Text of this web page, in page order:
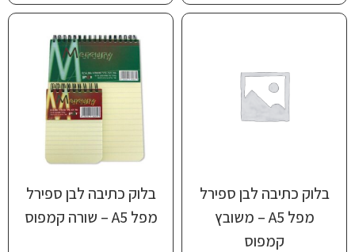
בלוק כתיבה לבן ספירל
מפל A5 – משובץ
קמפוס
בלוק כתיבה לבן ספירל
מפל A5‎ – שורה קמפוס